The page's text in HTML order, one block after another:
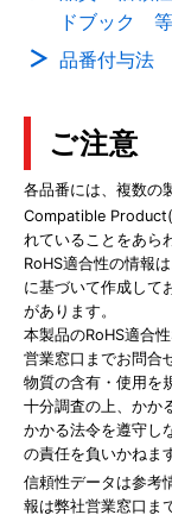
ドブック 等
品番付与法
ご注意
各品番には、複数の
Compatible
れていることをあら
RoHS適合性の情報
に基づいて作成して
があります。
本製品のRoHS適合
営業窓口までお問合
物質の含有・使用を
十分調査の上、かか
かかる法令を遵守し
の責任を負いかねま
信頼性データは参考
報は弊社営業窓口ま